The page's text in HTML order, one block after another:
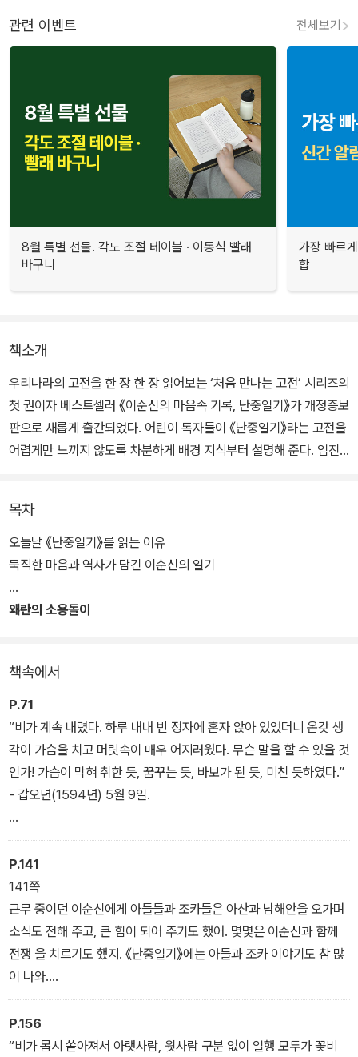
관련 이벤트 전체보기
8월 특별 선물. 각도 조절 테이블 · 이동식 빨래
바구니
가장 빠르
합
책소개
우리나라의 고전을 한 장 한 장 읽어보는 ‘처음 만나는 고전’ 시리즈의
첫 권이자 베스트셀러 《이순신의 마음속 기록, 난중일기》가 개정증보
판으로 새롭게 출간되었다. 어린이 독자들이 《난중일기》라는 고전을
어렵게만 느끼지 않도록 차분하게 배경 지식부터 설명해 준다. 임진
에, 이순신이 임진왜란을 준비하던 임진년(1592년)으로 어린이 독자
들을 자연스럽게 이끌어 간다.
의 생애를 한 부분씩 살펴본다. 생생한 전투 장면을 기록한 부분에서
의 리더십도 알아 간다. 무엇보다도, 전쟁 중에 홀로 앉아 고민하던 이
순신의 외로움, 몸이 아프지만 견뎌야 할 수밖에 없고 슬프지만 속으
로 삼켜야 했던 이순신의 아픔도 놓치지 않았다.
목차
오늘날 《난중일기》를 읽는 이유
묵직한 마음과 역사가 담긴 이순신의 일기
왜란의 소용돌이
책속에서
P.71
“비가 계속 내렸다. 하루 내내 빈 정자에 혼자 앉아 있었더니 온갖 생
각이 가슴을 치고 머릿속이 매우 어지러웠다. 무슨 말을 할 수 있을 것
인가! 가슴이 막혀 취한 듯, 꿈꾸는 듯, 바보가 된 듯, 미친 듯하였다.”
- 갑오년(1594년) 5월 9일.
우리는 이순신을 임진왜란을 승리로 이끈 조선 최고의 장수이자, 나
라를 구한 영웅으로만 보려고 해. 하지만 이순신도 외로움과 두려움,
슬픔을 아는 인간이었고, 결점도 있고 완벽하지 않았어. 하지만 이순
신은 스스로의 힘으로 이 모든 것을 이겨 내려고 노력했어. 이순신의
위대함은 부족함을 끊임없이 채워 나가려는 강한 의지에 있다고 봐.
이런 모습 때문에 이순신이 이렇게 오래도록 존경받고 사랑받는 것
아닐까?
P.141
141쪽
근무 중이던 이순신에게 아들들과 조카들은 아산과 남해안을 오가며
소식도 전해 주고, 큰 힘이 되어 주기도 했어. 몇몇은 이순신과 함께
전쟁 을 치르기도 했지. 《난중일기》에는 아들과 조카 이야기도 참 많
이 나와.
“아들 회와 면, 조카 완 등은 저희 어머니 생일에 잔을 올리려고 갔다.
정 선도 나가고 정사립도 휴가를 얻어서 갔다. 수루에 앉아 아이들이
P.156
“비가 몹시 쏟아져서 아랫사람, 윗사람 구분 없이 일행 모두가 꽃비